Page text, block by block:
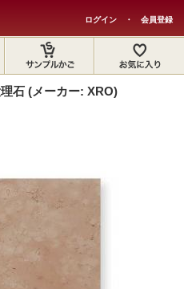
ログイン ・ 会員登録
石 (メーカー: XRO)